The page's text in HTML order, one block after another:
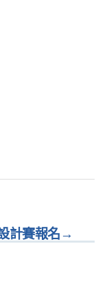
→
計賽報名